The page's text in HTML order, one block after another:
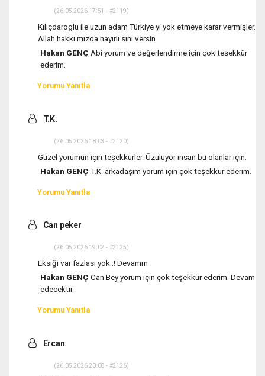
(26.05.2026 17:51 - #2119)
Kılıçdaroglu ile uzun adam Türkiye yi yok etmeye karar vermişler.
Allah hakkı mızda hayırlı sını versin
Hakan GENÇ Abi yorum ve değerlendirme için çok teşekkür
ederim.
Yorumu Yanıtla
T.K.
(26.05.2026 18:03 - #2120)
Güzel yorumun için teşekkürler. Üzülüyor insan bu olanlar için.
Hakan GENÇ T.K. arkadaşım yorum için çok teşekkür ederim.
Yorumu Yanıtla
Can peker
(26.05.2026 19:02 - #2125)
Eksiği var fazlası yok..! Devamm
Hakan GENÇ Can Bey yorum için çok teşekkür ederim. Devam
edecektir.
Yorumu Yanıtla
Ercan
(26.05.2026 20:08 - #2126)